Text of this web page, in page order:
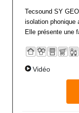
Tecsound SY
isolation phonique
Elle présente une
Vidéo